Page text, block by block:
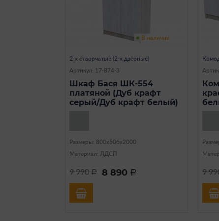
В наличии
2-х створчатые (2-х дверные)
Артикул: 17-874-3
Шкаф Бася ШК-554
платяной (Дуб крафт
серый/Дуб крафт белый)
Размеры: 800х506х2000
Материал: ЛДСП
9 990a 8 890 a 9